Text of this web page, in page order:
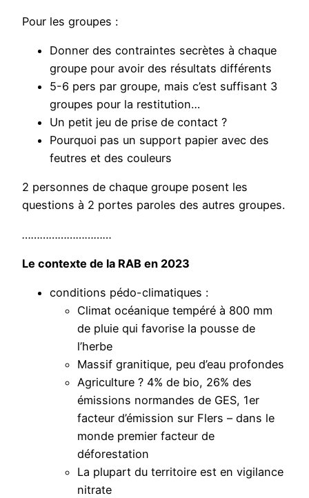
Pour les groupes :
Donner des contraintes secrètes à chaque
groupe pour avoir des résultats différents
5-6 pers par groupe, mais c’est suffisant 3
groupes pour la restitution…
Un petit jeu de prise de contact ?
Pourquoi pas un support papier avec des
feutres et des couleurs
2 personnes de chaque groupe posent les
questions à 2 portes paroles des autres groupes.
…………………………
Le contexte de la RAB en 2023
conditions pédo-climatiques :
Climat océanique tempéré à 800 mm
de pluie qui favorise la pousse de
l’herbe
Massif granitique, peu d’eau profondes
Agriculture ? 4% de bio, 26% des
émissions normandes de GES, 1er
facteur d’émission sur Flers – dans le
monde premier facteur de
déforestation
La plupart du territoire est en vigilance
nitrate